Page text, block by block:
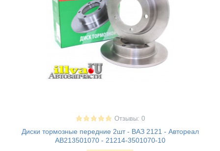
Отзывы: 0
Диски тормозные передние 2шт - ВАЗ 2121 - Автореал
AB213501070 - 21214-3501070-10